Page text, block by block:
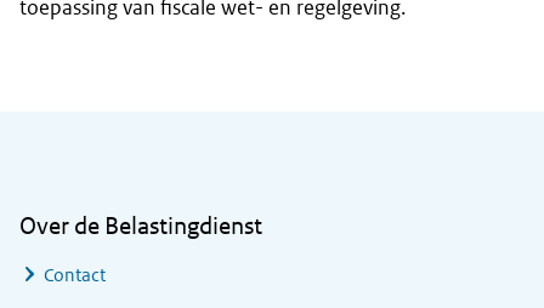
toepassing van fiscale wet- en regelgeving.
Over de Belastingdienst
Contact